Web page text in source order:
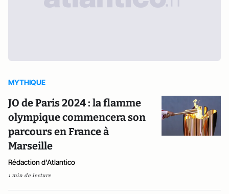
MYTHIQUE
JO de Paris 2024 : la flamme
olympique commencera son
parcours en France à
Marseille
Rédaction d'Atlantico
1 min de lecture